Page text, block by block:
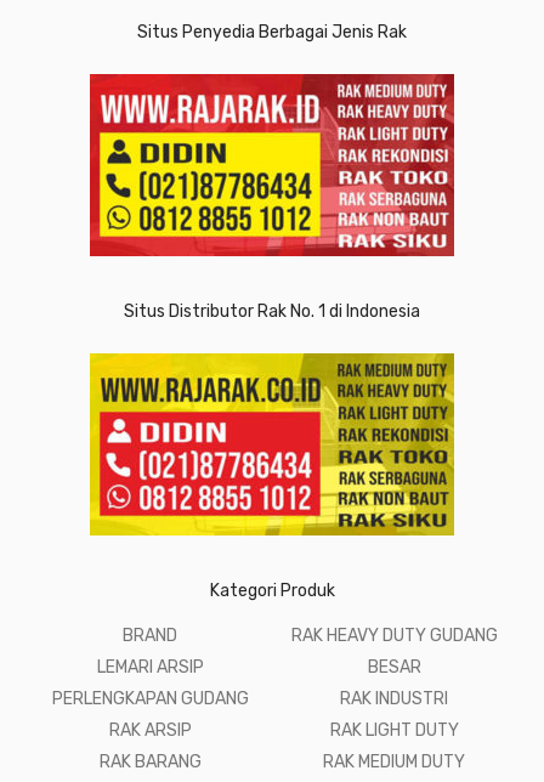
Situs Penyedia Berbagai Jenis Rak
Situs Distributor Rak No. 1 di Indonesia
Kategori Produk
BRAND
LEMARI ARSIP
PERLENGKAPAN GUDANG
RAK ARSIP
RAK BARANG
RAK HEAVY DUTY GUDANG
BESAR
RAK INDUSTRI
RAK LIGHT DUTY
RAK MEDIUM DUTY